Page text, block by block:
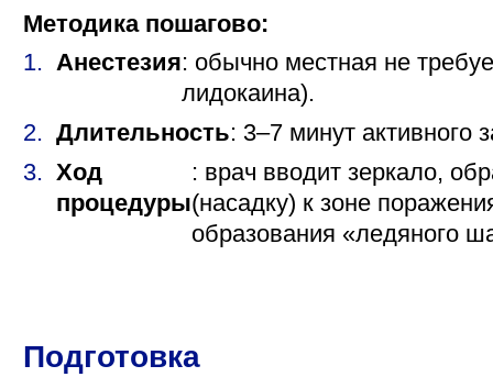
+7 (4742) 72-73-31
Версия для слабовидящих
Методика пошагово:
Анестезия: обычно местная не
лидокаина).
Длительность: 3–7 минут активного
Ход
процедуры
: врач вводит зеркало,
(насадку) к зоне
образования «ледяного
Подготовка